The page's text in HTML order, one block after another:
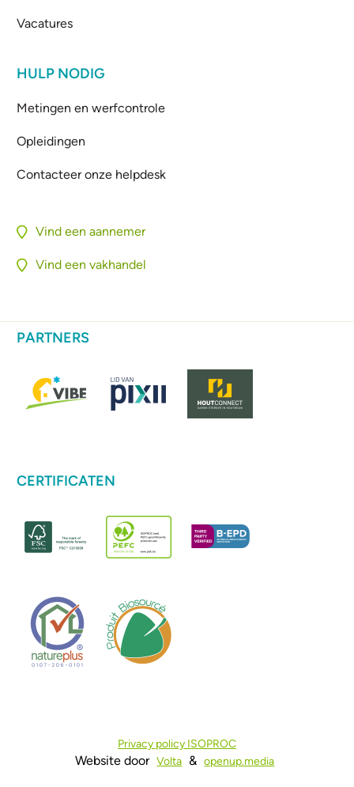
Vacatures
HULP NODIG
Metingen en werfcontrole
Opleidingen
Contacteer onze helpdesk
Vind een aannemer
Vind een vakhandel
PARTNERS
CERTIFICATEN
Privacy policy ISOPROC
Website door Volta & openup.media